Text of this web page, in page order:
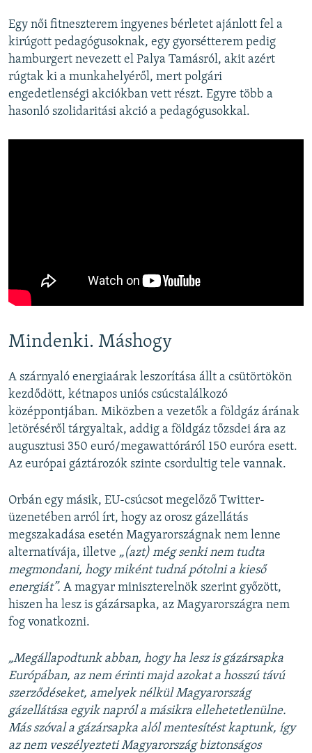
Egy női fitneszterem ingyenes bérletet ajánlott fel a
kirúgott pedagógusoknak, egy gyorsétterem pedig
hamburgert nevezett el Palya Tamásról, akit azért
rúgtak ki a munkahelyéről, mert polgári
engedetlenségi akciókban vett részt. Egyre több a
hasonló szolidaritási akció a pedagógusokkal.
Mindenki. Máshogy
A szárnyaló energiaárak leszorítása állt a csütörtökön
kezdődött, kétnapos uniós csúcstalálkozó
középpontjában. Miközben a vezetők a földgáz árának
letöréséről tárgyaltak, addig a földgáz tőzsdei ára az
augusztusi 350 euró/megawattóráról 150 euróra esett.
Az európai gáztározók szinte csordultig tele vannak.
Orbán egy másik, EU-csúcsot megelőző Twitter-
üzenetében arról írt, hogy az orosz gázellátás
megszakadása esetén Magyarországnak nem lenne
alternatívája, illetve „(azt) még senki nem tudta
megmondani, hogy miként tudná pótolni a kieső
energiát”. A magyar miniszterelnök szerint győzött,
hiszen ha lesz is gázársapka, az Magyarországra nem
fog vonatkozni.
„Megállapodtunk abban, hogy ha lesz is gázársapka
Európában, az nem érinti majd azokat a hosszú távú
szerződéseket, amelyek nélkül Magyarország
gázellátása egyik napról a másikra ellehetetlenülne.
Más szóval a gázársapka alól mentesítést kaptunk, így
az nem veszélyezteti Magyarország biztonságos